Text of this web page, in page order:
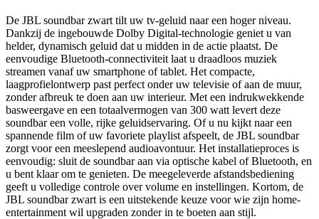
De JBL soundbar zwart tilt uw tv-geluid naar een hoger niveau.
Dankzij de ingebouwde Dolby Digital-technologie geniet u van
helder, dynamisch geluid dat u midden in de actie plaatst. De
eenvoudige Bluetooth-connectiviteit laat u draadloos muziek
streamen vanaf uw smartphone of tablet. Het compacte,
laagprofielontwerp past perfect onder uw televisie of aan de muur,
zonder afbreuk te doen aan uw interieur. Met een indrukwekkende
basweergave en een totaalvermogen van 300 watt levert deze
soundbar een volle, rijke geluidservaring. Of u nu kijkt naar een
spannende film of uw favoriete playlist afspeelt, de JBL soundbar
zorgt voor een meeslepend audioavontuur. Het installatieproces is
eenvoudig: sluit de soundbar aan via optische kabel of Bluetooth, en
u bent klaar om te genieten. De meegeleverde afstandsbediening
geeft u volledige controle over volume en instellingen. Kortom, de
JBL soundbar zwart is een uitstekende keuze voor wie zijn home-
entertainment wil upgraden zonder in te boeten aan stijl.